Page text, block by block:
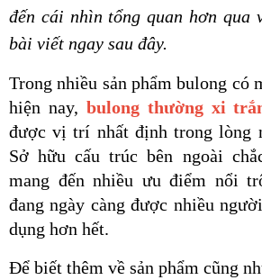
đến cái nhìn tổng quan hơn qua
bài viết ngay sau đây.
Trong nhiều sản phẩm bulong có
hiện nay, bulong thường xi
được vị trí nhất định trong lòng
Sở hữu cấu trúc bên ngoài
mang đến nhiều ưu điểm nổi
đang ngày càng được nhiều
dụng hơn hết.
Để biết thêm về sản phẩm cũng